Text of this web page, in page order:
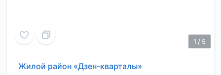
1 / 5
Жилой район «Дзен-кварталы»